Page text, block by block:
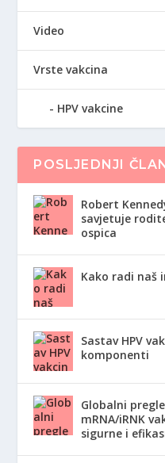
Video
Vrste vakcina
HPV vakcine
POSLJEDNJI
Robert
savjetuje
ospica
Kako radi naš
Sastav HPV
komponenti
Globalni
mRNA/iRNK
sigurne i